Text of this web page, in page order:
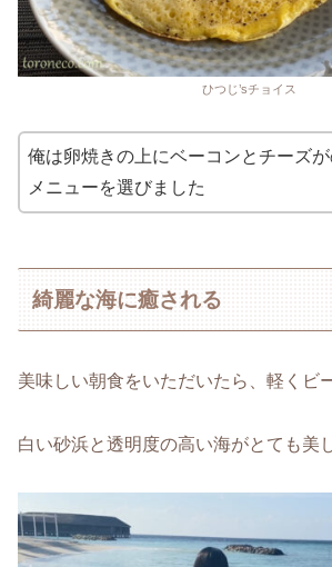
ひつじ’sチョイス
俺は卵焼きの上にベーコンとチーズが
メニューを選びました
綺麗な海に癒される
美味しい朝食をいただいたら、軽くビ
白い砂浜と透明度の高い海がとても美